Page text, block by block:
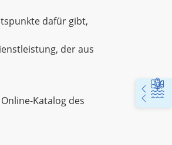
dafür gibt,
der aus
Katalog des